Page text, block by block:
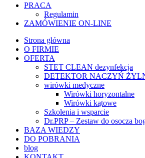
PRACA
Regulamin
ZAMÓWIENIE ON-LINE
Strona główna
O FIRMIE
OFERTA
STET CLEAN dezynfekcja
DETEKTOR NACZYŃ
wirówki medyczne
Wirówki horyzontalne
Wirówki kątowe
Szkolenia i wsparcie
Dr.PRP – Zestaw do osocza
BAZA WIEDZY
DO POBRANIA
blog